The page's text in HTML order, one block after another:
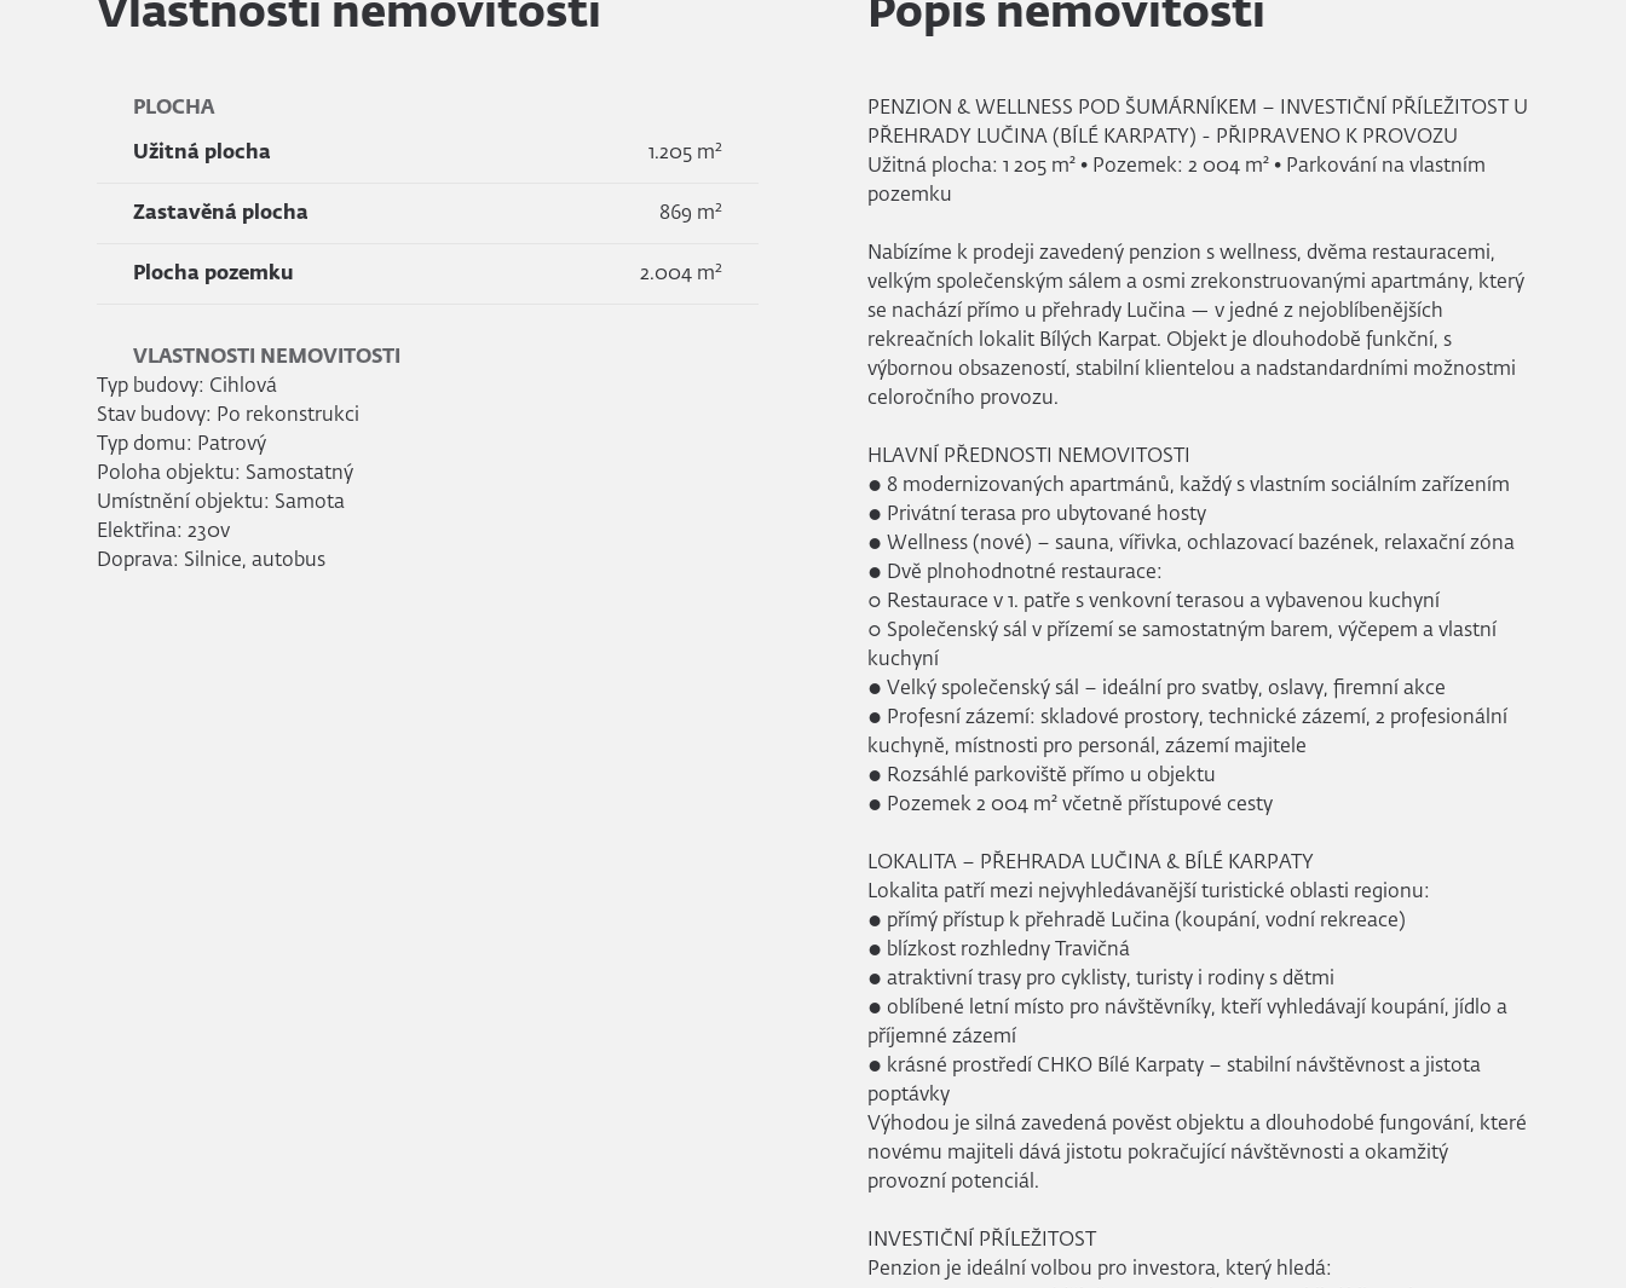
Vlastnosti nemovitosti
PLOCHA
Užitná plocha 1.205 m2
Zastavěná plocha 869 m2
Plocha pozemku 2.004 m2
VLASTNOSTI NEMOVITOSTI
Typ budovy: Cihlová
Stav budovy: Po rekonstrukci
Typ domu: Patrový
Poloha objektu: Samostatný
Umístnění objektu: Samota
Elektřina: 230v
Doprava: Silnice, autobus
Popis nemovitosti
PENZION & WELLNESS POD ŠUMÁRNÍKEM – INVESTIČNÍ PŘÍLEŽITOST U
PŘEHRADY LUČINA (BÍLÉ KARPATY) - PŘIPRAVENO K PROVOZU
Užitná plocha: 1 205 m² • Pozemek: 2 004 m² • Parkování na vlastním
pozemku
Nabízíme k prodeji zavedený penzion s wellness, dvěma restauracemi,
velkým společenským sálem a osmi zrekonstruovanými apartmány, který
se nachází přímo u přehrady Lučina — v jedné z nejoblíbenějších
rekreačních lokalit Bílých Karpat. Objekt je dlouhodobě funkční, s
výbornou obsazeností, stabilní klientelou a nadstandardními možnostmi
celoročního provozu.
HLAVNÍ PŘEDNOSTI NEMOVITOSTI
● 8 modernizovaných apartmánů, každý s vlastním sociálním zařízením
● Privátní terasa pro ubytované hosty
● Wellness (nové) – sauna, vířivka, ochlazovací bazének, relaxační zóna
● Dvě plnohodnotné restaurace:
○ Restaurace v 1. patře s venkovní terasou a vybavenou kuchyní
○ Společenský sál v přízemí se samostatným barem, výčepem a vlastní
kuchyní
● Velký společenský sál – ideální pro svatby, oslavy, firemní akce
● Profesní zázemí: skladové prostory, technické zázemí, 2 profesionální
kuchyně, místnosti pro personál, zázemí majitele
● Rozsáhlé parkoviště přímo u objektu
● Pozemek 2 004 m² včetně přístupové cesty
LOKALITA – PŘEHRADA LUČINA & BÍLÉ KARPATY
Lokalita patří mezi nejvyhledávanější turistické oblasti regionu:
● přímý přístup k přehradě Lučina (koupání, vodní rekreace)
● blízkost rozhledny Travičná
● atraktivní trasy pro cyklisty, turisty i rodiny s dětmi
● oblíbené letní místo pro návštěvníky, kteří vyhledávají koupání, jídlo a
příjemné zázemí
● krásné prostředí CHKO Bílé Karpaty – stabilní návštěvnost a jistota
poptávky
Výhodou je silná zavedená pověst objektu a dlouhodobé fungování, které
novému majiteli dává jistotu pokračující návštěvnosti a okamžitý
provozní potenciál.
INVESTIČNÍ PŘÍLEŽITOST
Penzion je ideální volbou pro investora, který hledá: